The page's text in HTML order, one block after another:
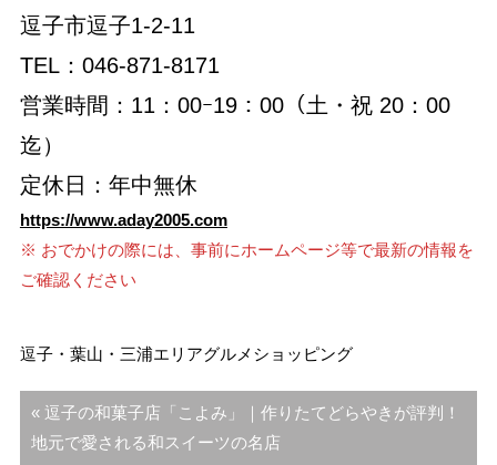
逗子市逗子1-2-11
TEL：046-871-8171
営業時間：11：00ｰ19：00（土・祝 20：00
迄）
定休日：年中無休
https://www.aday2005.com
※ おでかけの際には、事前にホームページ等で最新の情報を
ご確認ください
逗子・葉山・三浦エリアグルメ ショッピング
投
稿
« 逗子の和菓子店「こよみ」｜作りたてどらやきが評判！
地元で愛される和スイーツの名店